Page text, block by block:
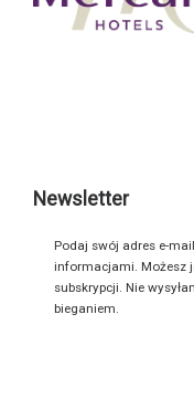
Newsletter
Podaj swój adres e-
informacjami. Możesz
subskrypcji. Nie
bieganiem.